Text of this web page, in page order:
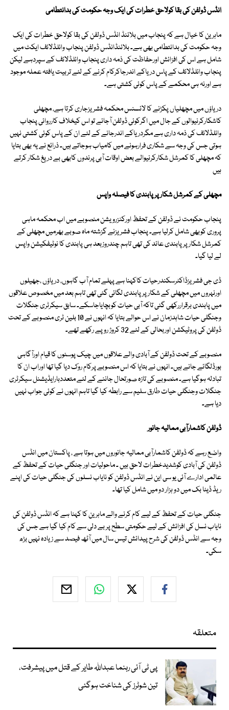
انڈس ڈولفن کی بقا کولاحق خطرات کی ایک وجہ حکومت کی بدانتطامی
ماہرین کا خیال ہے کہ پنجاب میں بلائنڈ انڈس ڈولفن کی بقا کولاحق خطرات کی ایک
وجہ حکومت کی بدانتطامی بھی ہے۔ بلائنڈانڈس ڈولفن پنجاب وائلڈلائف ایکٹ میں
شامل ہے اس کی افزائش اورحفاظت کی ذمہ داری پنجاب وائلڈلائف کے سپردہے لیکن
پنجاب وائلڈلائف کے پاس دریاکے اندرجاکرکام کرنے کے لئے تربیت یافتہ عملہ موجود
ہے اورنہ ہی محکمے کے پاس کوئی کشتی ہے۔
دریاؤں میں مچھلیاں پکڑنے کا لائسنس محکمہ فشریزجاری کرتا ہے، مچھلی
کاشکارکرنیوالوں کے جال میں اگرکوئی ڈولفن آجائے تو اس کیخلاف کارروائی پنجاب
وائلڈلائف کی ذمہ داری ہے مگردریاکے اندرجانے کے لئے ان کے پاس کوئی کشتی نہیں
ہوتی جس کی وجہ سے شکاری فرارہونے میں کامیاب ہوجاتے ہیں۔ ذرائع نے یہ بھی بتایا
کہ مچھلی کا کمرشل شکارکرنیوالے بعض اوقات آبی پرندوں کابھی بے دریغ شکار کرتے
ہیں
مچھلی کے کمرشل شکار پر پابندی کا فیصلہ واپس
پنجاب حکومت نے ڈولفن کے تحفظ اورکنزرویشن منصوبے میں اب محکمہ ماہی
پروری کوبھی شامل کرلیا ہے۔ پنجاب فشریزنے گزشتہ ماہ صوبے بھرمیں مچھلی کے
کمرشل شکارپرپابندی عائد کی تھی تاہم چندروزبعد ہی پابندی کا نوٹیفکیشن واپس
لے لیا گیا۔
ڈی جی فشریزڈاکٹرسکندرحیات کاکہنا ہے پہلے تمام آب گاہوں، دریاؤں ،جھیلوں
اورنہروں میں مچھلی کے شکارپرپابندی لگائی گئی تھی تاہم بعد میں مخصوص علاقوں
میں پابندی برقراررکھی گئی تاکہ آبی حیات کوبچایاجاسکے۔ سابق سیکرٹری جنگلات
وجنگلی حیات شاہدزمان نے اس حوالے بتایا کہ انہوں نے 10 بلین ٹری منصوبے کے تحت
ڈولفن کی پروٹیکشن اوربحالی کے لئے 32 کروڑ روپے رکھے تھے۔
منصوبے کے تحت ڈولفن کے آبادی والے علاقوں میں چیک پوسٹوں کا قیام اورآگاہی
بورڈلگائے جانے ہیں۔ انہوں نے بتایا کہ اس منصوبے پرکام روک دیا گیا تھا اوراب ان کا
تبادلہ ہوگیا ہے۔ منصوبے کی تازہ صورتحال جاننے کے لئے متعددبارایڈیشنل سیکرٹری
جنگلات وجنگلی حیات طارق سلیم سے رابطہ کیا گیا تاہم انہوں نے کوئی جواب نہیں
دیا ہے۔
ڈولفن کاشمارآبی ممالیہ جانور
واضع رہے کہ ڈولفن کاشمارآبی ممالیہ جانوروں میں ہوتا ہے ، پاکستان میں انڈس
ڈولفن کی آبادی کوشدیدخطرات لاحق ہیں ۔ ماحولیات اور جنگلی حیات کے تحفظ کے
عالمی ادارے آئی یو سی این نے انڈس ڈولفن کو نایاب نسلوں کی جنگلی حیات کی اپنے
ریڈ ڈیٹا بک میں دو ہزار دو میں شامل کیا تھا۔
جنگلی حیات کے تحفظ کے لیے کام کرنے والے ماہرین کا کہنا ہے کہ انڈس ڈولفن کی
نایاب نسل کی افزائش کے لیے حکومتی سطح پر بے دلی سے کام کیا گیا ہے جس کی
وجہ سے انڈس ڈولفن کی شرح پیدائش تیس سال میں آٹھ فیصد سے زیادہ نہیں بڑھ
سکی۔
متعلقہ
پی ٹی آئی رہنما عبداللہ طایر کے قتل میں پیشرفت،
تین شوٹرز کی شناخت ہوگئی